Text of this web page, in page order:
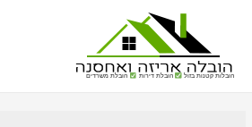
הובלות קטנות בזול הובלת דירות הובלת משרדים